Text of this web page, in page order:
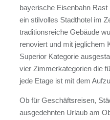
bayerische Eisenbahn
ein stilvolles Stadthotel im
traditionsreiche Gebäude
renoviert und mit jeglichem
Superior Kategorie
vier Zimmerkategorien die
jede Etage ist mit dem
Ob für Geschäftsreisen,
ausgedehnten Urlaub am